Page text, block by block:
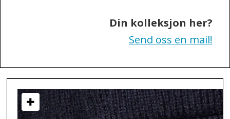
Din kolleksjon her?
Send oss en mail!